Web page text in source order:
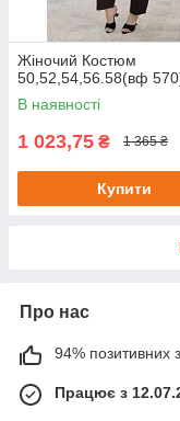
Жіночий Костюм
50,52,54,56.58(вф
В наявності
1 023,75 ₴ 1 365 ₴
Купити
Про нас
94% позитивних з
Працює з